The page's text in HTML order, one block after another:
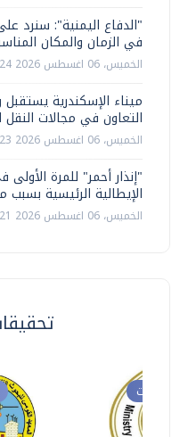
"الدفاع اليمنية": سنرد
في الزمان والمكان
الخميس، 06 اغسطس 2026 10:24 م
ميناء الإسكندرية
التعاون في مجالات النقل
الخميس، 06 اغسطس 2026 10:23 م
"إنذار أحمر" للمرة
الإيطالية الرئيسية بسبب
الخميس، 06 اغسطس 2026 10:21 م
وحوارات